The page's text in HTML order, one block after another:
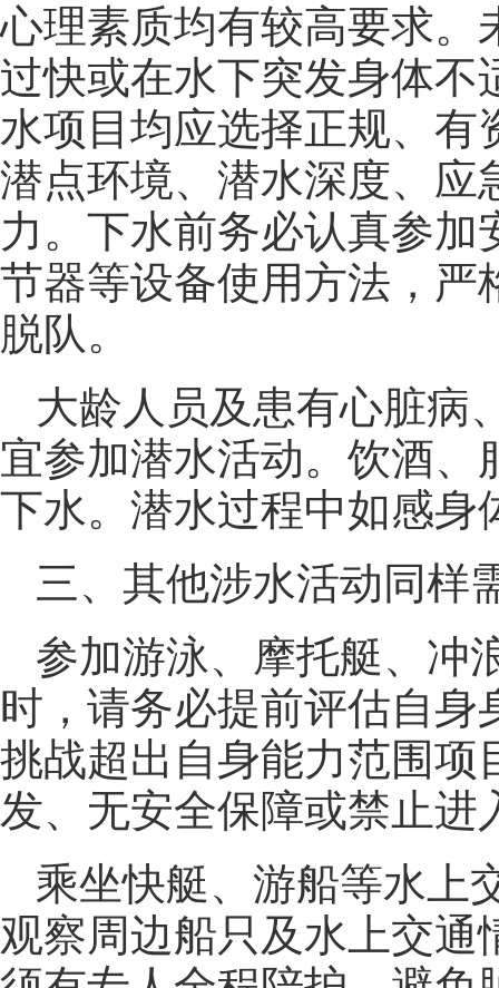
心理素质均有较高要求。
过快或在水下突发身体不
水项目均应选择正规、有
潜点环境、潜水深度、应
力。下水前务必认真参
节器等设备使用方法，严
脱队。
大龄人员及患有心脏病
宜参加潜水活动。饮酒
下水。潜水过程中如感身
三、其他涉水活动同样
参加游泳、摩托艇、冲
时，请务必提前评估自
挑战超出自身能力范围项
发、无安全保障或禁止进
乘坐快艇、游船等水上
观察周边船只及水上交通